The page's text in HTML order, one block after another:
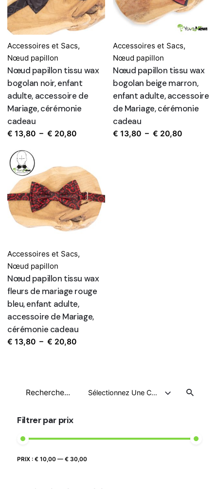
Recherche
Sélectionnez Une Catégorie
Filtrer par prix
Prix
Prix
PRIX : € 10,00 — € 30,00
Accessoires et Sacs,
Nœud papillon
Nœud papillon tissu wax
bogolan noir, enfant
adulte, accessoire de
Mariage, cérémonie
cadeau
€ 13,80 – € 20,80Plage
€ 13,80
à
€ 20,80
Accessoires et Sacs,
Nœud papillon
Nœud papillon tissu wax
bogolan beige marron,
enfant adulte, accessoire
de Mariage, cérémonie
cadeau
€ 13,80 – € 20,80Plage
Accessoires et Sacs,
Nœud papillon
Nœud papillon tissu wax
fleurs de mariage rouge
bleu, enfant adulte,
accessoire de Mariage,
cérémonie cadeau
€ 13,80 – € 20,80Plage